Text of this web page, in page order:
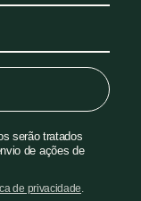
serão tratados
de ações de
de privacidade.